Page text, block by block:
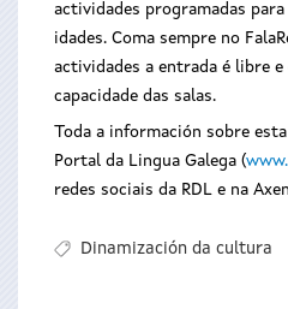
actividades programadas
idades. Coma sempre no
actividades a entrada é libre
capacidade das salas.
Toda a información sobre
Portal da Lingua Galega (
redes sociais da RDL e na
Dinamización da cultura